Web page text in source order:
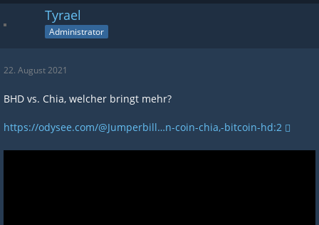
Tyrael
Administrator
22. August 2021
BHD vs. Chia, welcher bringt mehr?
https://odysee.com/@Jumperbill…n-coin-chia,-bitcoin-hd:2